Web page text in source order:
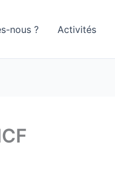
nous ? Activités